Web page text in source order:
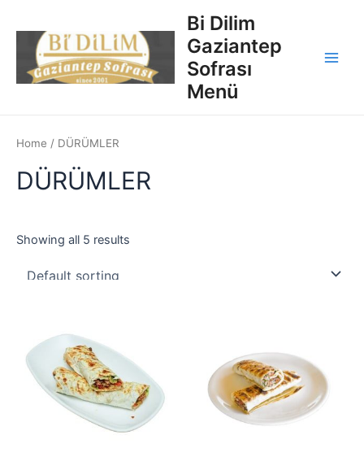
atla
Bi Dilim
Gaziantep
Sofrası
Menü
Home / DÜRÜMLER
DÜRÜMLER
Showing all 5 results